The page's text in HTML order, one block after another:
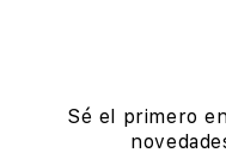
Sé el primero